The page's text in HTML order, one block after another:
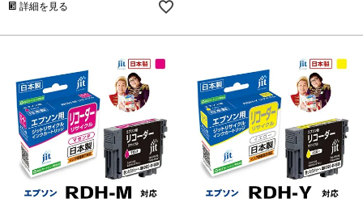
詳細を見る